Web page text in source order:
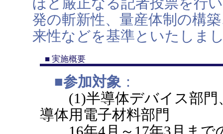
発の斬新性、量産体制の構
来性などを基準といたしま
■ 実施概要
■参加対象 ：
(1)半導体デバイス部
導体用電子材料部門